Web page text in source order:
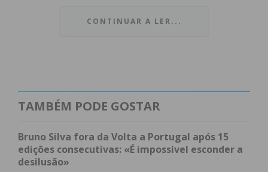
social. Entre as principais atrações no panorama
Pedro Chagas Freitas, que encabeça um painel de
conversas desenhado para atrair públicos
heterogéneos.
CONTINUAR A LER...
TAMBÉM PODE GOSTAR
Bruno Silva fora da Volta a Portugal após 15
edições consecutivas: «É impossível esconder a
desilusão»